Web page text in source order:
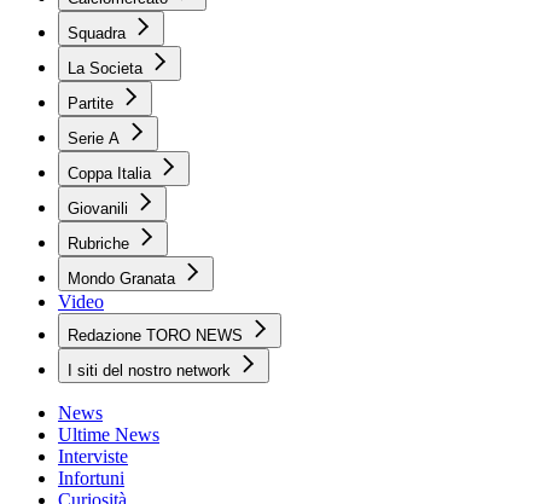
Squadra
La Societa
Partite
Serie A
Coppa Italia
Giovanili
Rubriche
Mondo Granata
Video
Redazione TORO NEWS
I siti del nostro network
News
Ultime News
Interviste
Infortuni